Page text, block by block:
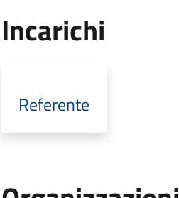
Incarichi
Referente